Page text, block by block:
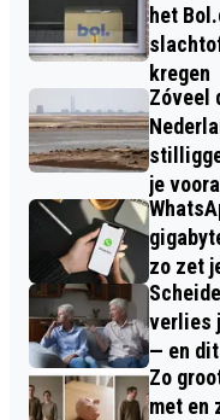
het
kregen
Zóveel
je
zo zet
verlies
— en
Zo
met en